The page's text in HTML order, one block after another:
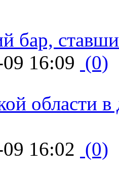
бар,
16:09 (0)
области в
16:02 (0)